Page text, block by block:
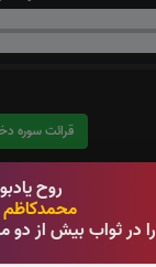
روح
محمدکاظم
را در ثواب بیش از دو
قرائت سوره دخان را تقبل میکنم
صوت